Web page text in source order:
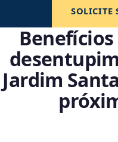
SOLICITE
Jardim